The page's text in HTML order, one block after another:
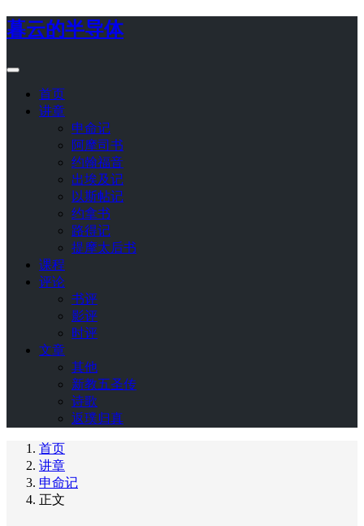
暮云的半导体
首页
讲章
申命记
阿摩司书
约翰福音
出埃及记
以斯帖记
约拿书
路得记
提摩太后书
课程
评论
书评
影评
时评
文章
其他
新教五圣传
诗歌
返璞归真
首页
讲章
申命记
正文